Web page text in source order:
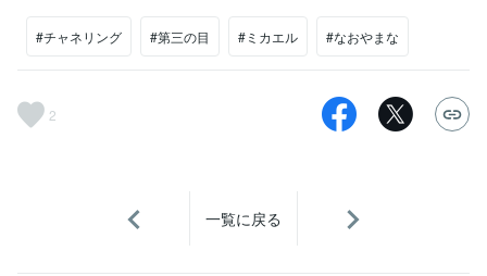
#チャネリング #第三の目 #ミカエル #なおやまな
2
一覧に戻る